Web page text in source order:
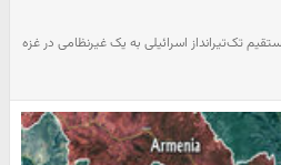
تک‌تیرانداز اسرائیلی به یک غیرنظامی در غزه